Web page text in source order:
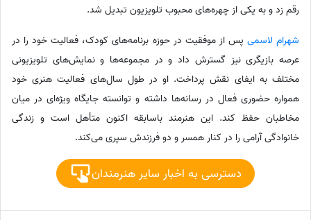
رقم زد و به یکی از چهره‌های محبوب تلویزیون تبدیل شد.
شهرام لاسمی پس از موفقیت در حوزه برنامه‌های کودک، فعالیت خود را در
عرصه بازیگری نیز گسترش داد و در مجموعه‌ها و نمایش‌های تلویزیونی
مختلف به ایفای نقش پرداخت. او در طول سال‌های فعالیت هنری خود
همواره حضوری فعال در رسانه‌ها داشته و توانسته جایگاه ویژه‌ای در میان
مخاطبان حفظ کند. این هنرمند باسابقه اکنون متأهل است و زندگی
خانوادگی آرامی را در کنار همسر و دو فرزندش سپری می‌کند.
دسترسی به اخبار سایر هنرمندان